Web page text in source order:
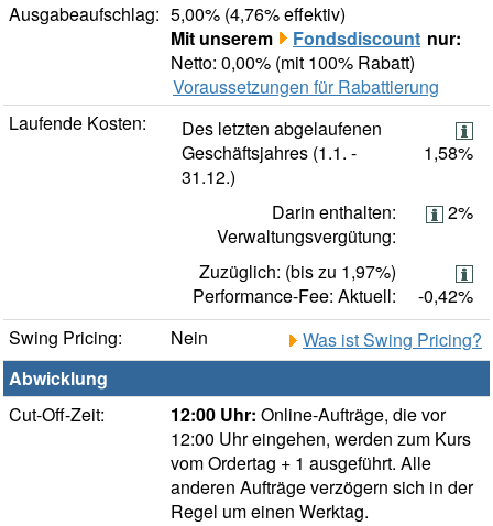
Ausgabeaufschlag: 5,00% (4,76% effektiv)
Mit unserem
Fondsdiscount nur:
Netto: 0,00% (mit 100% Rabatt)
Voraussetzungen für Rabattierung
Laufende Kosten:
Des letzten abgelaufenen
Geschäftsjahres (1.1. -
31.12.)
1,58%
Darin enthalten:
Verwaltungsvergütung:
2%
Zuzüglich: (bis zu 1,97%)
Performance-Fee: Aktuell:
-0,42%
Swing Pricing:
Nein
Was ist Swing Pricing?
Abwicklung
Cut-Off-Zeit:
12:00 Uhr: Online-Aufträge, die vor
12:00 Uhr eingehen, werden zum Kurs
vom Ordertag + 1 ausgeführt. Alle
anderen Aufträge verzögern sich in der
Regel um einen Werktag.